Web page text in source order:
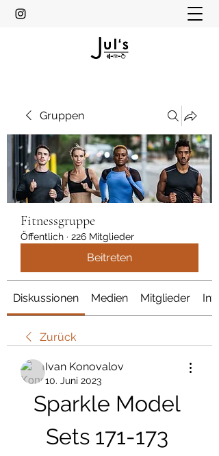
Gruppen
Fitnessgruppe
Öffentlich · 226 Mitglieder
Beitreten
Diskussionen Medien Mitglieder Info
Zurück
Ivan Konovalov
10. Juni 2023
Sparkle Model
Sets 171-173